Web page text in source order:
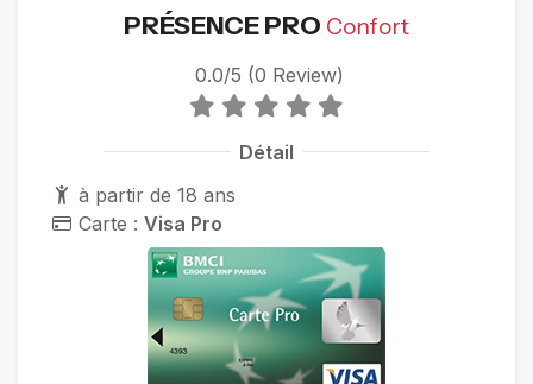
PRÉSENCE PRO Confort
0.0/5 (0 Review)
Détail
à partir de 18 ans
Carte : Visa Pro